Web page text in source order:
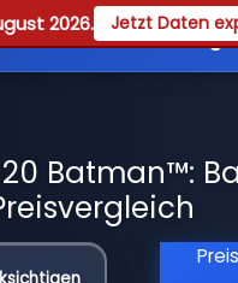
2026. Jetzt Daten
Guides
Batman™: